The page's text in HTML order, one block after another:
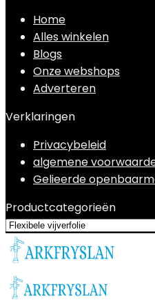
Home
Alles winkelen
Blogs
Onze webshops
Adverteren
Verklaringen
Privacybeleid
algemene
Gelieerde
Productcategorieën